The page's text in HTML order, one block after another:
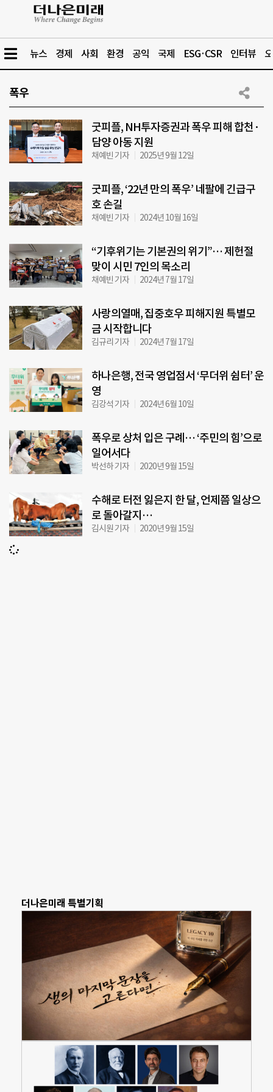
뉴스 경제 사회 환경 공익 국제 ESG·CSR 인터뷰
폭우
굿피플, NH투자증권과 폭우 피해 합천·
담양 아동 지원
채예빈 기자 2025년 9월 12일
굿피플, ‘22년 만의 폭우’ 네팔에 긴급구
호 손길
채예빈 기자 2024년 10월 16일
“기후위기는 기본권의 위기”… 제헌절
맞이 시민 7인의 목소리
채예빈 기자 2024년 7월 17일
사랑의열매, 집중호우 피해지원 특별모
금 시작합니다
김규리 기자 2024년 7월 17일
하나은행, 전국 영업점서 ‘무더위 쉼터’ 운
영
김강석 기자 2024년 6월 10일
폭우로 상처 입은 구례… ‘주민의 힘’으로
일어서다
박선하 기자 2020년 9월 15일
수해로 터전 잃은지 한 달, 언제쯤 일상으
로 돌아갈지…
김시원 기자 2020년 9월 15일
더나은미래 특별기획